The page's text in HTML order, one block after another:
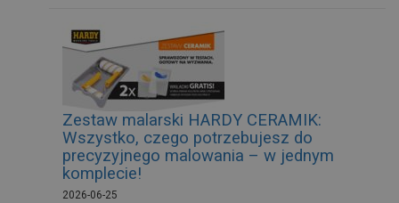
Zestaw malarski HARDY CERAMIK:
Wszystko, czego potrzebujesz do
precyzyjnego malowania – w jednym
komplecie!
2026-06-25